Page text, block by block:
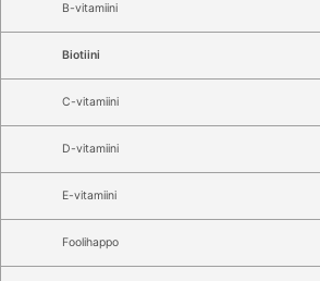
B-vitamiini
Biotiini
C-vitamiini
D-vitamiini
E-vitamiini
Foolihappo